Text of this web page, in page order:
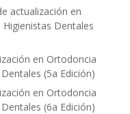
actualización en
Dentales
en Ortodoncia
(5a Edición)
en Ortodoncia
(6a Edición)